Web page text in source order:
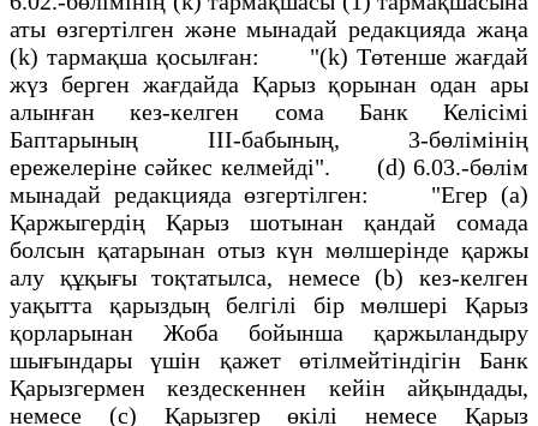
аты өзгертiлген және мынадай редакцияда жаңа
(k) тармақша қосылған: "(k) Төтенше жағдай
жүз берген жағдайда Қарыз қорынан одан ары
алынған кез-келген сома Банк Келiсiмi
Баптарының III-бабының, 3-бөлiмiнiң
ережелерiне сәйкес келмейдi". (d) 6.03.-бөлiм
мынадай редакцияда өзгертiлген: "Егер (а)
Қаржыгердiң Қарыз шотынан қандай сомада
болсын қатарынан отыз күн мөлшерiнде қаржы
алу құқығы тоқтатылса, немесе (b) кез-келген
уақытта қарыздың белгiлi бiр мөлшерi Қарыз
қорларынан Жоба бойынша қаржыландыру
шығындары үшiн қажет өтiлмейтiндiгiн Банк
Қарызгермен кездескеннен кейiн айқындады,
немесе (с) Қарызгер өкiлi немесе Қарыз